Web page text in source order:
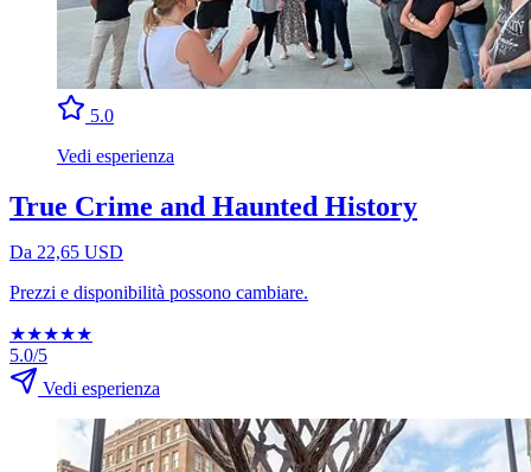
5.0
Vedi esperienza
True Crime and Haunted History
Da 22,65 USD
Prezzi e disponibilità possono cambiare.
★★★★★
5.0/5
Vedi esperienza